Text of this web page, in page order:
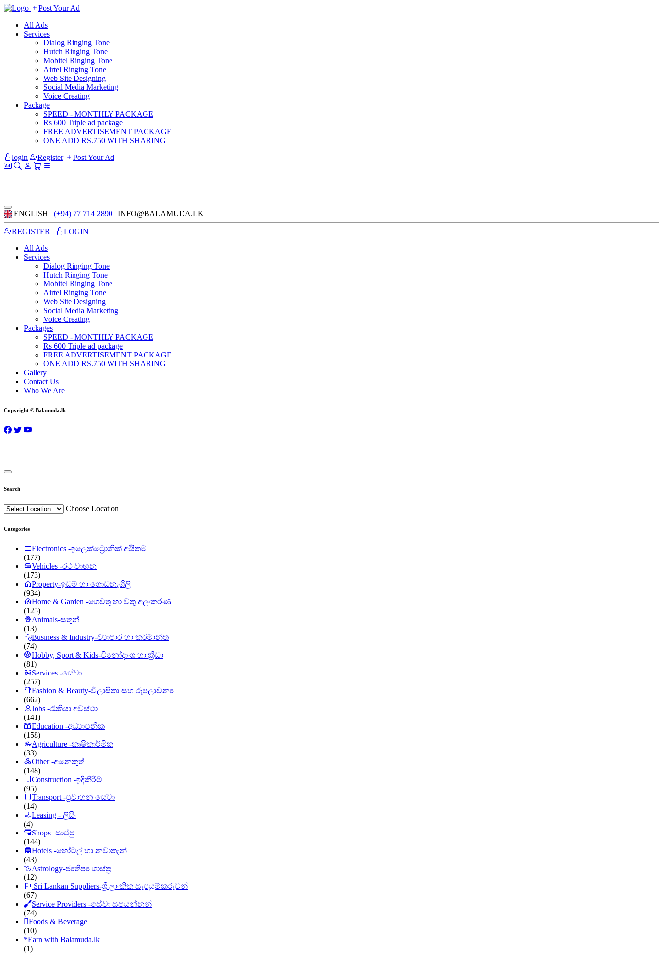
Post Your Ad
All Ads
Services
Dialog Ringing Tone
Hutch Ringing Tone
Mobitel Ringing Tone
Airtel Ringing Tone
Web Site Designing
Social Media Marketing
Voice Creating
Package
SPEED - MONTHLY PACKAGE
Rs 600 Triple ad package
FREE ADVERTISEMENT PACKAGE
ONE ADD RS.750 WITH SHARING
login
Register Post Your Ad
ENGLISH | (+94) 77 714 2890 | INFO@BALAMUDA.LK
REGISTER |
LOGIN
All Ads
Services
Dialog Ringing Tone
Hutch Ringing Tone
Mobitel Ringing Tone
Airtel Ringing Tone
Web Site Designing
Social Media Marketing
Voice Creating
Packages
SPEED - MONTHLY PACKAGE
Rs 600 Triple ad package
FREE ADVERTISEMENT PACKAGE
ONE ADD RS.750 WITH SHARING
Gallery
Contact Us
Who We Are
Copyright © Balamuda.lk
Search
Choose Location
Categories
Electronics -ඉලෙක්ට්‍රොනික් අයිතම
(177)
Vehicles -රථ වාහන
(173)
Property-ඉඩම් හා ගොඩනැගිලි
(934)
Home & Garden -ගෙවතු හා වතු අලංකරණ
(125)
Animals-සතුන්
(13)
Business & Industry-ව්‍යාපාර හා කර්මාන්ත
(74)
Hobby, Sport & Kids-විනෝදාංශ හා ක්‍රීඩා
(81)
Services -සේවා
(257)
Fashion & Beauty-විලාසිතා සහ රූපලාවන්‍ය
(662)
Jobs -රැකියා අවස්ථා
(141)
Education -අධ්‍යාපනික
(158)
Agriculture -කෘෂිකාර්මික
(33)
Other -අනෙකුත්
(148)
Construction -ඉදිකිරීම්
(95)
Transport -ප්‍රවාහන සේවා
(14)
Leasing - ලීසිං
(4)
Shops -සාප්පු
(144)
Hotels -හෝටල් හා නවාතැන්
(43)
Astrology-ජ්‍යතිෂ්‍ය ශාස්ත්‍ර
(12)
Sri Lankan Suppliers-ශ්‍රී ලාංකික සැපයුම්කරුවන්
(67)
Service Providers -සේවා සපයන්නන්
(74)
Foods & Beverage
(10)
*Earn with Balamuda.lk
(1)